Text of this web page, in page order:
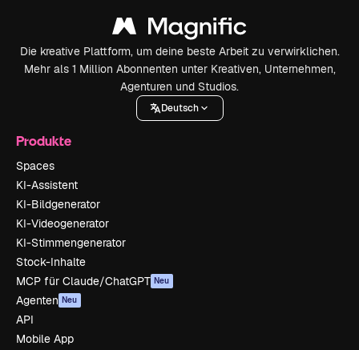
Die kreative Plattform, um deine beste Arbeit zu verwirklichen.
Mehr als 1 Million Abonnenten unter Kreativen, Unternehmen,
Agenturen und Studios.
Deutsch
Produkte
Spaces
KI-Assistent
KI-Bildgenerator
KI-Videogenerator
KI-Stimmengenerator
Stock-Inhalte
MCP für Claude/ChatGPT Neu
Agenten Neu
API
Mobile App